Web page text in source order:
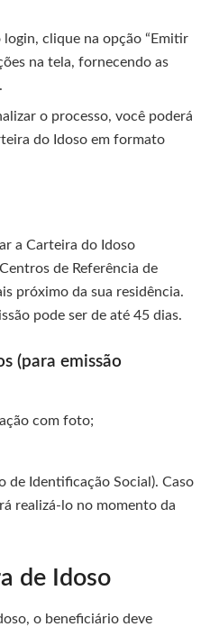
login, clique na opção “Emitir
na tela, fornecendo as
o processo, você poderá
do Idoso em formato
a Carteira do Idoso
de Referência de
próximo da sua residência.
pode ser de até 45 dias.
(para emissão
com foto;
de Identificação Social). Caso
realizá-lo no momento da
de Idoso
o beneficiário deve